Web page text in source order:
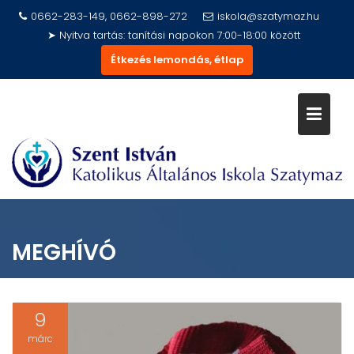
0662-283-149, 0662-898-272
iskola@szatymaz.hu
➤ Nyitva tartás: tanítási napokon 7:00-18:00 között
Étkezés lemondás, étlap
MEGHÍVÓ
9
márc